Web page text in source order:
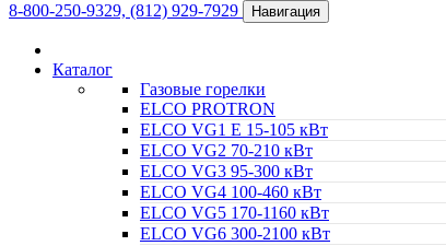
8-800-250-9329, (812) 929-7929 Навигация
Каталог
Газовые горелки
ELCO PROTRON
ELCO VG1 E 15-105 кВт
ELCO VG2 70-210 кВт
ELCO VG3 95-300 кВт
ELCO VG4 100-460 кВт
ELCO VG5 170-1160 кВт
ELCO VG6 300-2100 кВт